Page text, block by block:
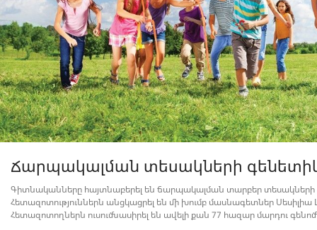
Ճարպակալման տեսակների
Գիտնականները հայտնաբերել են ճարպակալման տարբեր
Հետազոտություններն անցկացրել են մի խումբ մասնագետներ Սեսիլիա
Հետազոտողներն ուսումնասիրել են ավելի քան 77 հազար մարդու